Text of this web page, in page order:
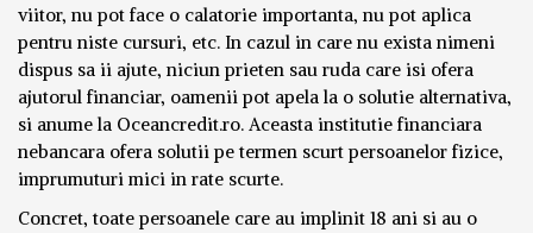
viitor, nu pot face o calatorie importanta, nu pot aplica
pentru niste cursuri, etc. In cazul in care nu exista nimeni
dispus sa ii ajute, niciun prieten sau ruda care isi ofera
ajutorul financiar, oamenii pot apela la o solutie alternativa,
si anume la Oceancredit.ro. Aceasta institutie financiara
nebancara ofera solutii pe termen scurt persoanelor fizice,
imprumuturi mici in rate scurte.
Concret, toate persoanele care au implinit 18 ani si au o